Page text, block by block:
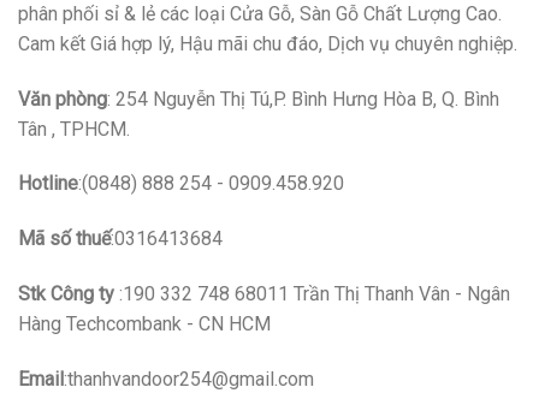
phân phối sỉ & lẻ các loại Cửa Gỗ, Sàn Gỗ Chất Lượng Cao.
Cam kết Giá hợp lý, Hậu mãi chu đáo, Dịch vụ chuyên nghiệp.
Văn phòng: 254 Nguyễn Thị Tú,P. Bình Hưng Hòa B, Q. Bình
Tân , TPHCM.
Hotline:(0848) 888 254 - 0909.458.920
Mã số thuế:0316413684
Stk Công ty :190 332 748 68011 Trần Thị Thanh Vân - Ngân
Hàng Techcombank - CN HCM
Email:thanhvandoor254@gmail.com